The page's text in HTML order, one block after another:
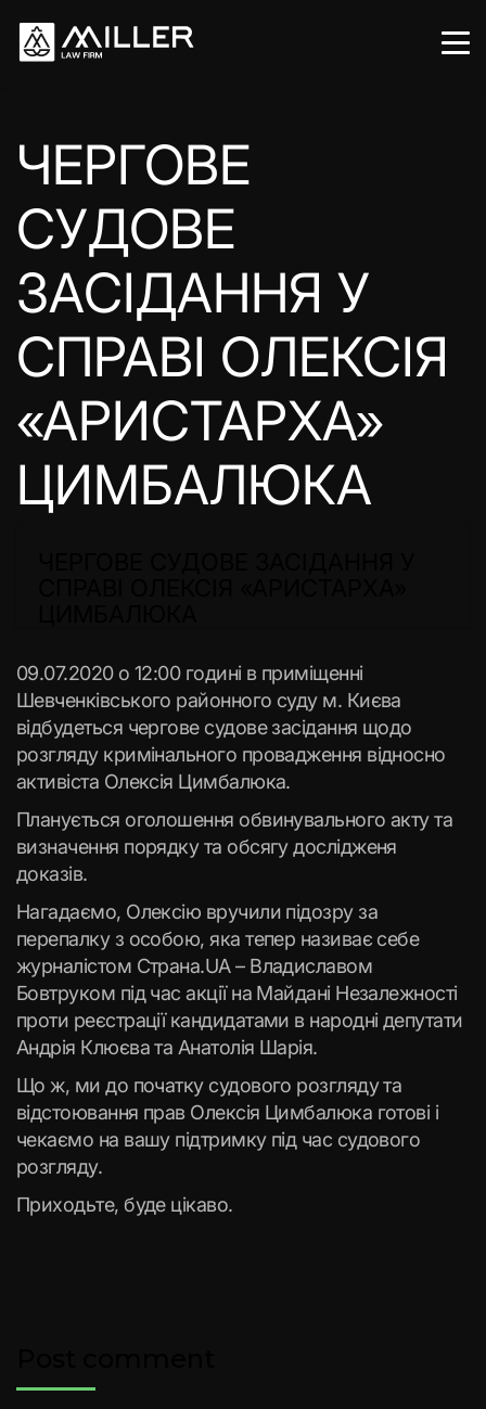
ЧЕРГОВЕ
СУДОВЕ
ЗАСІДАННЯ У
СПРАВІ ОЛЕКСІЯ
«АРИСТАРХА»
ЦИМБАЛЮКА
09.07.2020 о 12:00 годині в приміщенні
Шевченківського районного суду м. Києва
відбудеться чергове судове засідання щодо
розгляду кримінального провадження відносно
активіста Олексія Цимбалюка.
Планується оголошення обвинувального акту та
визначення порядку та обсягу дослідженя
доказів.
Нагадаємо, Олексію вручили підозру за
перепалку з особою, яка тепер називає себе
журналістом Страна.UA – Владиславом
Бовтруком під час акції на Майдані Незалежності
проти реєстрації кандидатами в народні депутати
Андрія Клюєва та Анатолія Шарія.
Що ж, ми до початку судового розгляду та
відстоювання прав Олексія Цимбалюка готові і
чекаємо на вашу підтримку під час судового
розгляду.
Приходьте, буде цікаво.